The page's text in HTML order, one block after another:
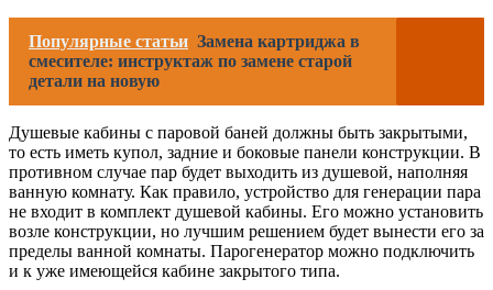
Популярные статьи Замена картриджа в
смесителе: инструктаж по замене старой
детали на новую
Душевые кабины с паровой баней должны быть закрытыми,
то есть иметь купол, задние и боковые панели конструкции. В
противном случае пар будет выходить из душевой, наполняя
ванную комнату. Как правило, устройство для генерации пара
не входит в комплект душевой кабины. Его можно установить
возле конструкции, но лучшим решением будет вынести его за
пределы ванной комнаты. Парогенератор можно подключить
и к уже имеющейся кабине закрытого типа.